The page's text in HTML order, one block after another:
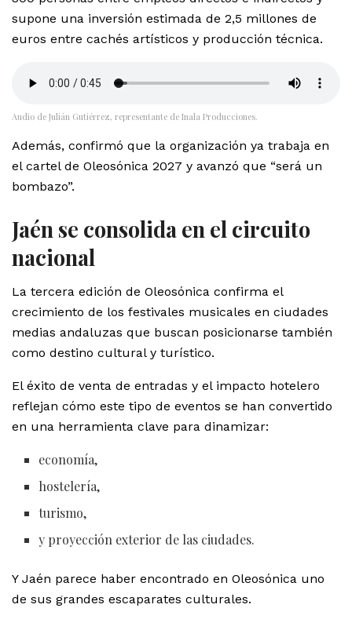
supone una inversión estimada de 2,5 millones de
euros entre cachés artísticos y producción técnica.
Audio de Julián Gutiérrez, representante de Inala Producciones.
Además, confirmó que la organización ya trabaja en
el cartel de Oleosónica 2027 y avanzó que “será un
bombazo”.
Jaén se consolida en el circuito
nacional
La tercera edición de Oleosónica confirma el
crecimiento de los festivales musicales en ciudades
medias andaluzas que buscan posicionarse también
como destino cultural y turístico.
El éxito de venta de entradas y el impacto hotelero
reflejan cómo este tipo de eventos se han convertido
en una herramienta clave para dinamizar:
economía,
hostelería,
turismo,
y proyección exterior de las ciudades.
Y Jaén parece haber encontrado en Oleosónica uno
de sus grandes escaparates culturales.